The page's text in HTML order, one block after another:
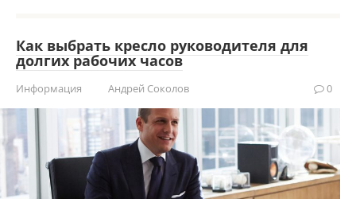
Как выбрать кресло руководителя для
долгих рабочих часов
Информация Андрей Соколов 0